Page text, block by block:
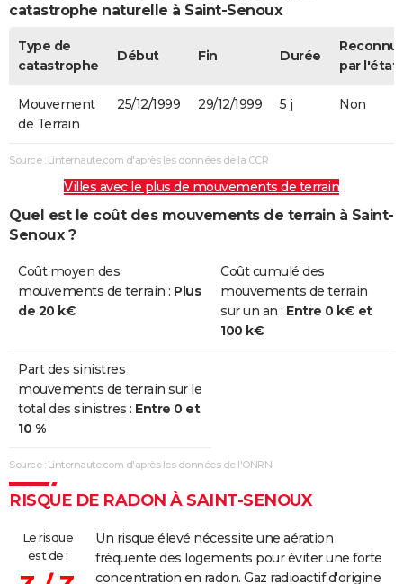
catastrophe naturelle à Saint-Senoux
Type de
catastrophe
Début Fin Durée
par l'état
Mouvement
de Terrain
25/12/1999 29/12/1999 5 j Non
Source : Linternaute.com d'après les données de la CCR
Villes avec le plus de mouvements de terrain
Quel est le coût des mouvements de terrain à Saint-
Senoux ?
Coût moyen des
mouvements de terrain : Plus
de 20 k€
Coût cumulé des
mouvements de terrain
sur un an : Entre 0 k€ et
100 k€
Part des sinistres
mouvements de terrain sur le
total des sinistres : Entre 0 et
10 %
Source : Linternaute.com d'après les données de l'ONRN
RISQUE DE RADON À SAINT-SENOUX
Le risque
est de :
Un risque élevé nécessite une aération
fréquente des logements pour éviter une forte
concentration en radon. Gaz radioactif d'origine